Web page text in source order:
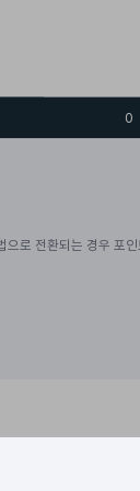
0
로 전환되는 경우 포